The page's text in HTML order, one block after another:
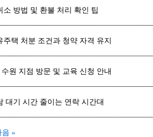
소 방법 및 환불 처리 확인 팁
택 처분 조건과 청약 자격 유지
원 지점 방문 및 교육 신청 안내
대기 시간 줄이는 연락 시간대
음 »